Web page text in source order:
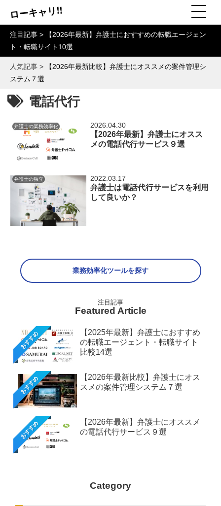
ローキャリ!!
注目記事 >
【2026年最新】弁護士におすすめの転職エージェン
ト・転職サイト10選
人気記事 >
【2026年最新比較】弁護士にオススメの案件管理シ
ステム７選
電話代行
弁護士の業務効率化 2026.04.30
【2026年最新】弁護士にオスス
メの電話代行サービス９選
弁護士の独立 2022.03.17
弁護士は電話代行サービスを利用
して良いか？
業務効率化ツールを探す
Featured Article
おすすめ
【2025年最新】弁護士におすすめ
の転職エージェント・転職サイト
比較14選
おすすめ
【2026年最新比較】弁護士にオス
スメの案件管理システム７選
おすすめ
【2026年最新】弁護士にオススメ
の電話代行サービス９選
Category